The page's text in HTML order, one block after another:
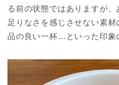
る前の状態ではありますが
足りなさを感じさせない素
品の良い一杯…といった印象